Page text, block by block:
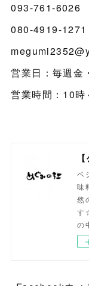
093-761-6026
080-4919-1271
営業日：毎週金
営業時間：10時
ベ
味
然
す
の